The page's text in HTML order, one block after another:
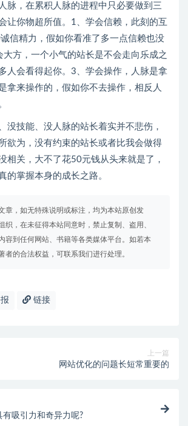
脉，在累积人脉的进程中只必要做到三
让你物超所值。1、学会信赖，此刻的互
信精力，假如你看准了多一点信赖也没
大方，一个小气的站长是不会走向乐成之
人会看得起你。3、学会操作，人脉是拿
拿来操作的，假如你不去操作，相反人
没技能、没人脉的站长着实并不悲伤，
欲为，没有约束的站长或者比我会做得
相关，大不了花50元钱从头来就是了，
的掌握本身的成长之路。
章，如无特殊说明或标注，均为本站原创发
织，在未征得本站同意时，禁止复制、盗用、
容到任何网站、书籍等各类媒体平台。如若本
者的合法权益，可联系我们进行处理。
链接
上一篇
网站优化的问题长短常重要的
有吸引力和奇异力呢?